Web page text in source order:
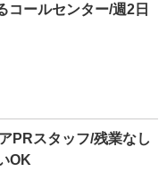
コールセンター/週2日
PRスタッフ/残業なし
OK